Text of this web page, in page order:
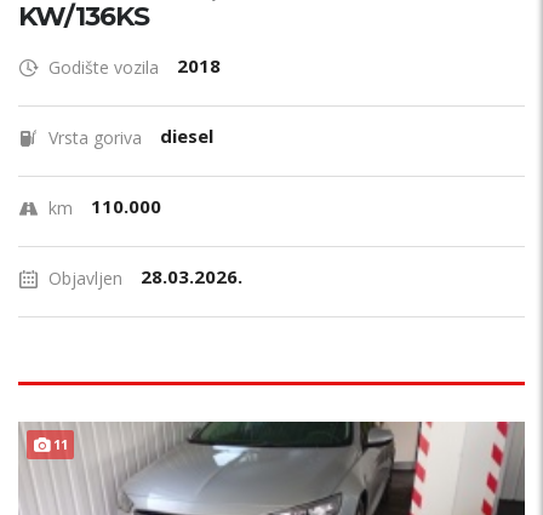
KW/136KS
Godište vozila 2018
Vrsta goriva diesel
km 110.000
Objavljen 28.03.2026.
11